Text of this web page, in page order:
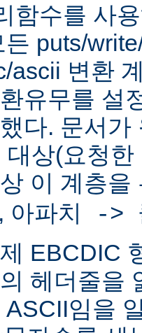
함수를 사
든 puts/
ascii 변환
유무를 설
다. 문서가
대상(요청
이 계층
, 아파치 ->
EBCDIC
헤더줄을
ASCII임을